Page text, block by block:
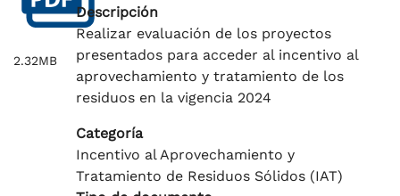
2.32MB
Descripción
Realizar evaluación de los proyectos
presentados para acceder al incentivo al
aprovechamiento y tratamiento de los
residuos en la vigencia 2024
Categoría
Incentivo al Aprovechamiento y
Tratamiento de Residuos Sólidos (IAT)